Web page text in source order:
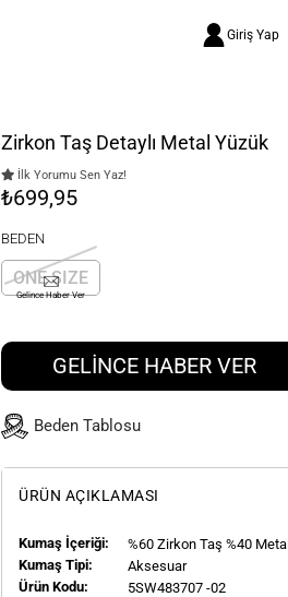
Giriş Yap
Zirkon Taş Detaylı Metal Yüzük
İlk Yorumu Sen Yaz!
₺699,95
BEDEN
ONE SIZE
Gelince Haber Ver
GELİNCE HABER VER
Beden Tablosu
ÜRÜN AÇIKLAMASI
Kumaş İçeriği:
%60 Zirkon Taş %40 Metal
Kumaş Tipi:
Aksesuar
Ürün Kodu:
5SW483707 -02